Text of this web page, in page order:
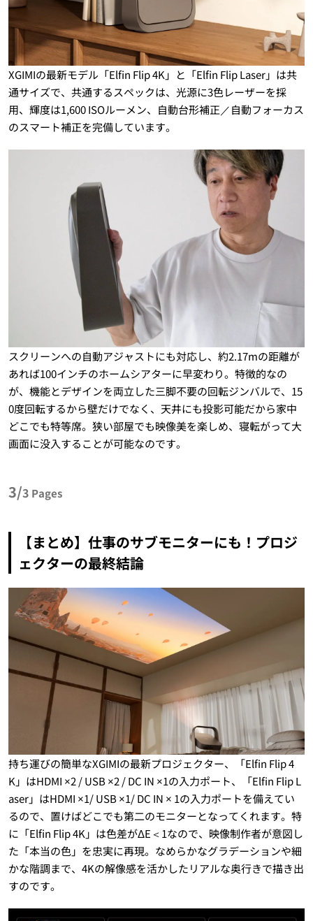
XGIMIの最新モデル「Elfin Flip 4K」と「Elfin Flip Laser」は共
通サイズで、共通するスペックは、光源に3色レーザーを採
用、輝度は1,600 ISOルーメン、自動台形補正／自動フォーカス
のスマート補正を完備しています。
スクリーンへの自動アジャストにも対応し、約2.17mの距離が
あれば100インチのホームシアターに早変わり。特徴的なの
が、機能とデザインを両立した三脚不要の回転ジンバルで、15
0度回転するから壁だけでなく、天井にも投影可能だから家中
どこでも特等席。狭い部屋でも映像美を楽しめ、寝転がって大
画面に没入することが可能なのです。
3/3 Pages
【まとめ】仕事のサブモニターにも！プロジ
ェクターの最終結論
持ち運びの簡単なXGIMIの最新プロジェクター、「Elfin Flip 4
K」はHDMI ×2 / USB ×2 / DC IN ×1の入力ポート、「Elfin Flip L
aser」はHDMI ×1/ USB ×1/ DC IN × 1の入力ポートを備えてい
るので、置けばどこでも第二のモニターとなってくれます。特
に「Elfin Flip 4K」は色差がΔE＜1なので、映像制作者が意図し
た「本当の色」を忠実に再現。なめらかなグラデーションや細
かな階調まで、4Kの解像感を活かしたリアルな奥行きで描き出
すのです。